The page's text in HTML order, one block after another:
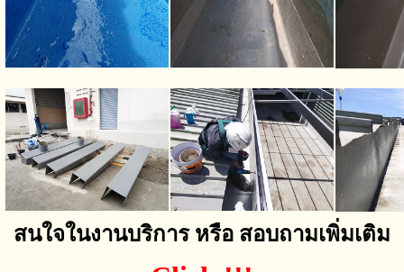
สนใจในงานบริการ หรือ สอบถามเพิ่มเติม